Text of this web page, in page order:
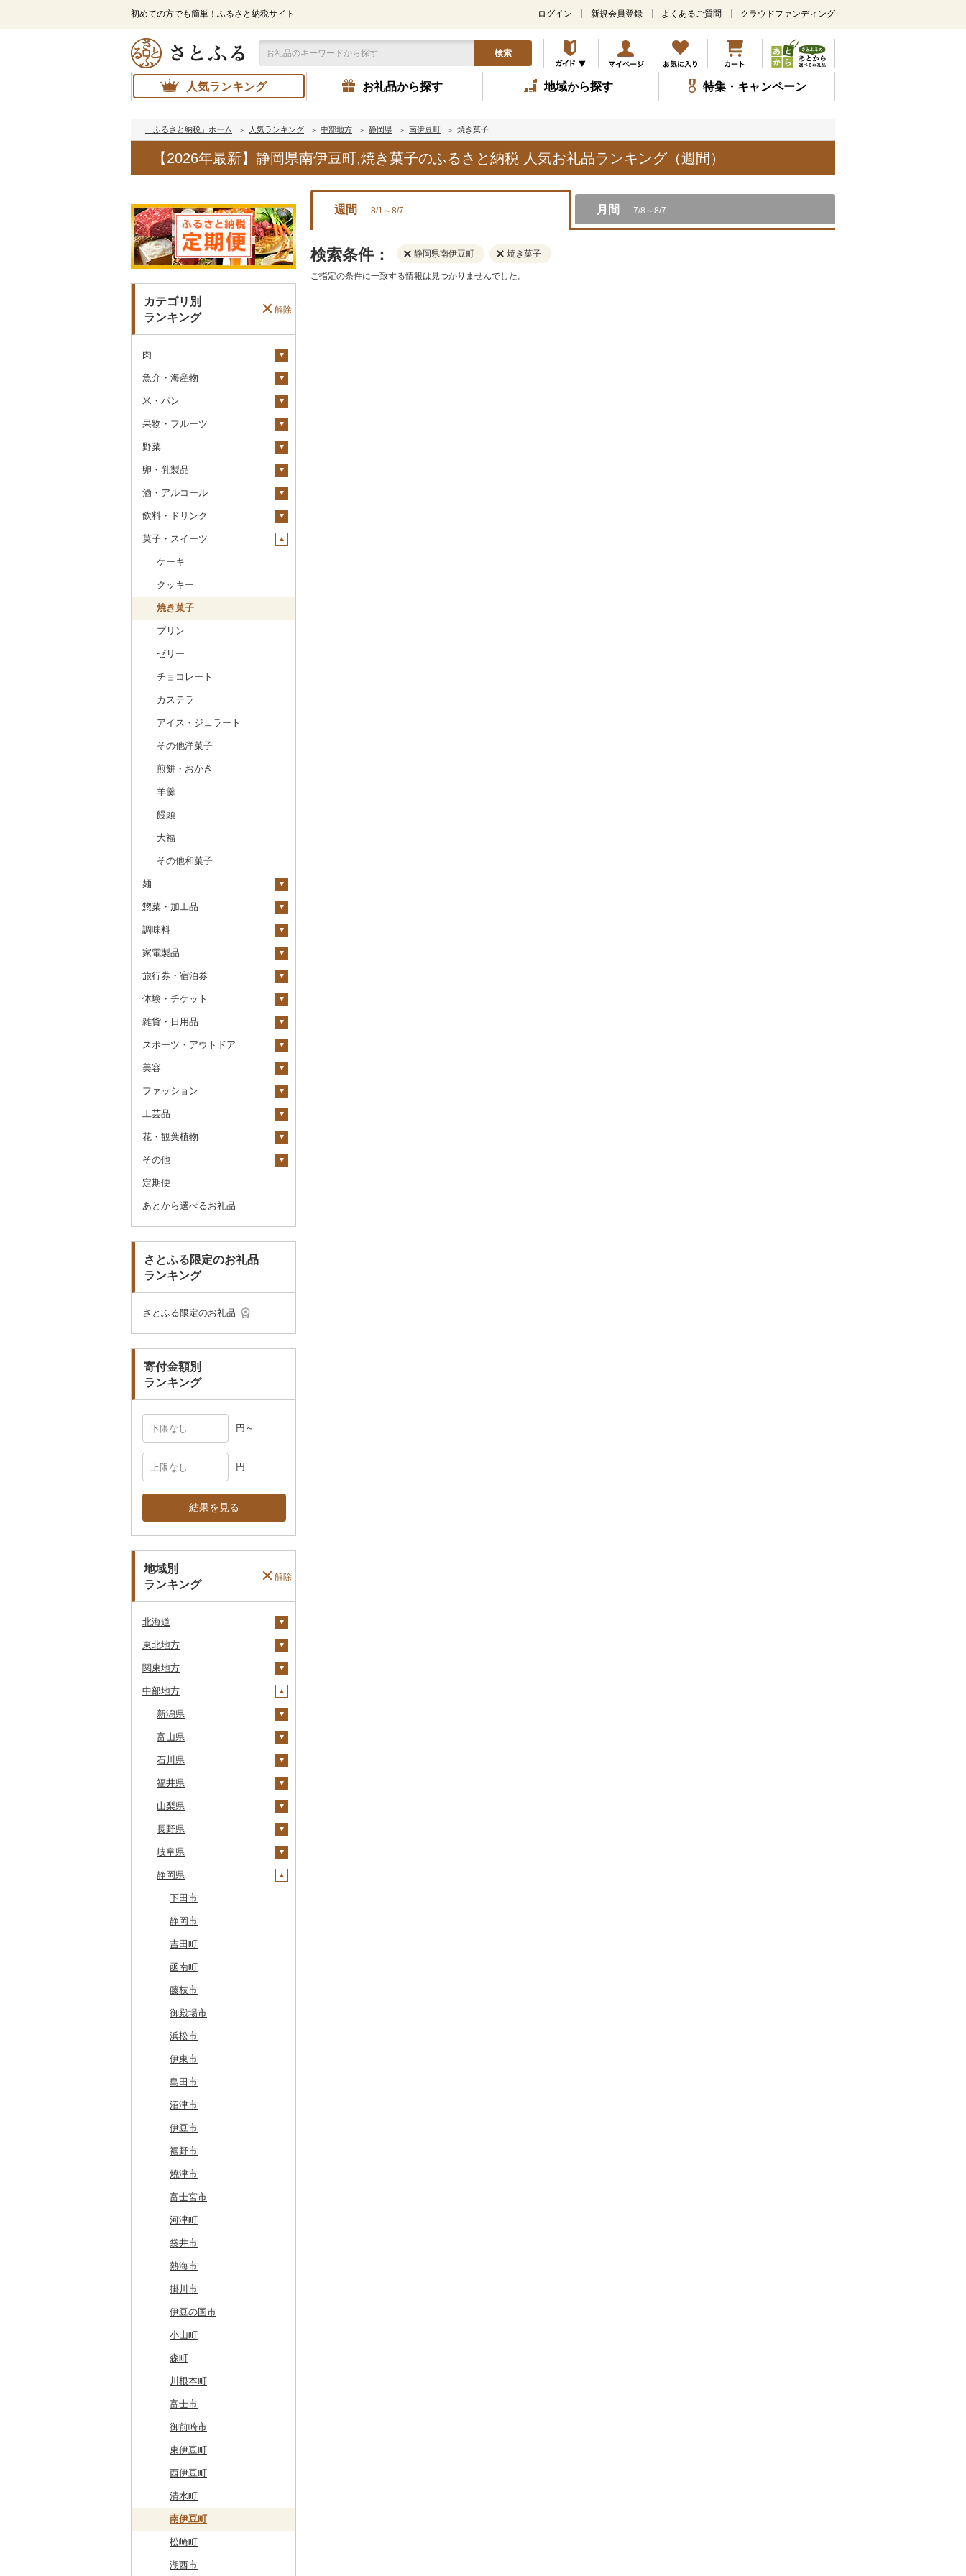
初めての方でも簡単！ふるさと納税サイト
メ
ン
コ
ン
テ
ツ
キ
ッ
プ
ログイン 新規会員登録 よくあるご質問 クラウドファンディング
検索
人気ランキング お礼品から探す 地域から探す 特集・キャンペーン
「ふるさと納税」ホーム 人気ランキング 中部地方 静岡県 南伊豆町 焼き菓子
【2026年最新】静岡県南伊豆町,焼き菓子のふるさと納税 人気お礼品ランキング（週間）
カテゴリ別
ランキング
解除
肉
牛肉（精肉）
ステーキ
すき焼き
焼肉
牛タン
和牛
黒毛和牛
白老牛
仙台牛
米沢牛
山形牛
常陸牛
上州牛
飛騨牛
近江牛
神戸牛・神戸ビーフ
但馬牛
土佐あかうし
佐賀牛
長崎和牛
あか牛
その他牛肉（精肉）
牛肉（加工品）
ハンバーグ
ローストビーフ
ビーフジャーキー
その他牛肉（加工品）
豚肉（精肉）
すき焼き
しゃぶしゃぶ
焼肉
アグー豚
その他豚肉（精肉）
豚肉（加工品）
ハンバーグ
もつ鍋
ハム
ソーセージ・ウインナ
その他豚肉（加工品）
鶏肉
鶏肉（精肉）
ハム・ソーセージ
唐揚げ
中津からあげ
水炊き
地鶏
赤鶏さつま
その他鶏肉
鹿肉
馬肉
羊肉・ラム肉（ジンギス
猪肉
その他肉・加工品
魚介・海産物
カニ
ズワイガニ
毛ガニ
かにしゃぶ
その他カニ
エビ
ボタンエビ
伊勢海老
その他エビ
いくら
うに
明太子・たらこ
明太子
たらこ
その他魚卵
数の子
からすみ
キャビア
その他魚卵
貝
帆立（ホタテ）
鮑（アワビ）
牡蠣（カキ）
あさり
しじみ
サザエ
はまぐり
その他貝
うなぎ
鮮魚
鮭・サーモン
マグロ
イワシ
カツオ
金目鯛
クエ
くじら
サバ
さんま
鯛
のどぐろ
ふぐ
ほっけ
その他鮮魚
イカ・タコ
イカ
タコ
海苔・海藻
海苔
わかめ
ひじき
その他海苔・海藻
干物
ししゃも
その他干物
その他魚介・加工品
しらす・ちりめん
かまぼこ・練り製品
その他魚介・加工品
米・パン
米
無洗米
玄米
金芽米
ゆめぴりか
つや姫
コシヒカリ
はえぬき
さがびより
あきたこまち
ひとめぼれ
ミルキークィーン
ななつぼし
その他米
雑穀
餅
その他穀物加工品
パン
果物・フルーツ
ぶどう・マスカット
巨峰
ナガノパープル
ピオーネ
デラウェア
シャインマスカット
その他ぶどう・マスカ
ット
いちご
りんご
もも
メロン
さくらんぼ
梨
和梨
洋梨・ラフランス
マンゴー
みかん・柑橘
みかん
レモン
不知火・デコポン
せとか
文旦
まどんな
ポンカン
その他柑橘
すいか
キウイ
柿（カキ）
ドライフルーツ
干し柿
干し芋
その他ドライフルーツ
その他果物
びわ
ブルーベリー
パイナップル
栗
その他果物
野菜
いも
じゃがいも
さつまいも
その他いも
トマト
フルーツトマト
ミニトマト
その他トマト
玉ねぎ
ねぎ
とうもろこし
根菜
人参
大根
自然薯
レンコン
にんにく・生姜
その他根菜
アスパラガス
豆
きのこ
しいたけ
松茸
その他きのこ
その他野菜
山菜
かぼちゃ
茄子
レタス
その他野菜
卵・乳製品
卵
チーズ
ヨーグルト
牛乳
バター
その他乳製品
酒・アルコール
ビール・発泡酒
ビール
発泡酒
地ビール・クラフトビ
ール
日本酒
純米大吟醸
純米吟醸
大吟醸
吟醸
その他日本酒
焼酎
芋焼酎
麦焼酎
米焼酎
黒糖焼酎
その他焼酎
梅酒
泡盛
ワイン
白ワイン
赤ワイン
シャンパン・スパーク
ウイスキー
リキュール・洋酒
甘酒
ノンアルコール
その他酒
飲料・ドリンク
水・ミネラルウォーター
コーヒー・コーヒー豆
飲料
コーヒー豆
粉
ドリップ
茶
飲料
茶葉・ティーバッグ
静岡茶
足柄茶
知覧茶
八女茶
その他茶
果汁飲料
りんごジュース
みかんジュース（オレ
紅茶
飲料
茶葉・ティーバッグ
その他飲料・ジュース
野菜ジュース
炭酸飲料
豆乳
その他飲料・ジュース
菓子・スイーツ
ケーキ
クッキー
焼き菓子
プリン
ゼリー
チョコレート
カステラ
アイス・ジェラート
その他洋菓子
煎餅・おかき
羊羹
饅頭
大福
その他和菓子
麺
ラーメン
うどん
そば
パスタ
ひやむぎ
そうめん
その他麺
惣菜・加工品
惣菜
餃子
シュウマイ
コロッケ
その他惣菜
カレー・シチュー
カレー
シチュー
鍋
肉
魚
その他鍋
ピザ
レトルト
スープ
豆腐・納豆
豆腐
漬物
キムチ
その他漬物
缶詰・瓶詰
肉
魚
ジャム
その他缶詰・瓶詰
乾物
燻製（スモーク）
おせち
その他加工品
調味料
砂糖
塩
醤油
味噌
酢
だし
食用油
オリーブオイル
ごま油
はちみつ
ドレッシング
その他調味料
ケチャップ
こしょう
その他調味料
家電製品
季節・空調家電
キッチン家電
照明器具
パソコン・周辺機器
TV・オーディオ・カメラ
美容・健康家電
カー用品
時計
その他家電
旅行券・宿泊券
旅行券
JTBふるさと旅行クー
その他旅行券
宿泊券
体験・チケット
PayPay商品券
食事券
温泉・サウナ・スパ利用
券
GDOふるさとゴルフ
プレークーポン
その他のゴルフプレー
花火大会チケット
カタログギフト
雑貨・日用品
家具・インテリア
机・テーブル
その他家具・インテリ
寝具
布団
毛布
タオルケット
タオル
その他タオル
文房具・印鑑
ボールペン
ノート・ファイル
その他文房具
食器
グラス・カップ
箸
スプーン・フォーク・
ナイフ
皿・椀
その他食器
キッチン用品
フライパン
鍋
まな板
土鍋
日用品
洗剤
トイレットペーパー
ティッシュ
その他日用品
楽器・器材
本・CD・DVD
おもちゃ・ぬいぐるみ
ご当地キャラクター
ペット用品
その他雑貨
スポーツ・アウトドア
ゴルフ
ゴルフボール
ゴルフウェア
その他ゴルフ
釣り
サイクリング
アウトドア・キャンプ
その他スポーツ
その他スポーツ
美容
スキンケア
洗顔
その他スキンケア
シャンプー・リンス
石鹸・ボディーソープ
入浴剤
アロマ
プロテイン
その他美容
ファッション
鞄・バッグ
トートバッグ・ショル
ツケース
その他鞄・バッグ
洋服
女性・レディース
子供・ベビー
その他洋服
和服
靴・履物
靴・シューズ
スリッパ・下駄・草履
その他靴・履物
アクセサリー
ペンダント・ネックレ
ス
ピアス・イヤリング
その他アクセサリー
その他服飾小物
ショール・ストール
マフラー・手袋
工芸品
織物
本場奄美大島紬
陶器・漆器
唐津焼
備前焼
美濃焼
村上木彫堆朱
その他装飾品・工芸品
数珠
工芸品
播州そろばん
美濃和紙
花・観葉植物
観葉植物・苗木
花
胡蝶蘭
造花・プリザーブドフ
ラワー
その他花
盆栽・その他
その他
地域サービス
その他
定期便
あとから選べるお礼品
さとふる限定のお礼品
ランキング
さとふる限定のお礼品
寄付金額別
ランキング
円～
円
結果を見る
地域別
ランキング
解除
北海道
安平町
八雲町
鹿部町
江差町
白老町
せたな町
旭川市
森町
稚内市
標津町
清里町
北斗市
留萌市
白糠町
釧路町
名寄市
美唄市
厚岸町
南富良野町
上富良野町
和寒町
紋別市
乙部町
根室市
三笠市
東川町
厚真町
奥尻町
網走市
浦河町
広尾町
中札内村
滝川市
比布町
鶴居村
釧路市
苫前町
当別町
占冠村
上士幌町
平取町
東北地方
青森県
十和田市
大鰐町
南部町
五戸町
藤崎町
六ヶ所村
東北町
三戸町
東通村
黒石市
おいらせ町
鶴田町
階上町
深浦町
青森市
田子町
新郷村
横浜町
野辺地町
佐井村
六戸町
五所川原市
平川市
蓬田村
中泊町
外ヶ浜町
つがる市
弘前市
鰺ヶ沢町
むつ市
田舎館村
青森県（県庁）
三沢市
西目屋村
岩手県
宮古市
軽米町
岩手町
矢巾町
釜石市
野田村
普代村
一戸町
陸前高田市
紫波町
滝沢市
住田町
葛巻町
花巻市
岩泉町
田野畑村
盛岡市
遠野市
奥州市
雫石町
岩手県（県庁）
一関市
久慈市
西和賀町
北上市
平泉町
洋野町
大船渡市
山田町
大槌町
宮城県
柴田町
色麻町
丸森町
大衡村
加美町
利府町
白石市
登米市
山元町
名取市
川崎町
村田町
栗原市
富谷市
岩沼市
七ヶ宿町
大崎市
塩竈市
石巻市
多賀城市
宮城県（県庁）
亘理町
蔵王町
女川町
気仙沼市
美里町
松島町
大和町
大郷町
南三陸町
仙台市
大河原町
角田市
涌谷町
東松島市
秋田県
大潟村
横手市
能代市
小坂町
仙北市
井川町
潟上市
三種町
藤里町
湯沢市
大館市
由利本荘市
にかほ市
羽後町
秋田県（県庁）
秋田市
男鹿市
美郷町
東成瀬村
五城目町
北秋田市
八峰町
鹿角市
大仙市
八郎潟町
山形県
村山市
尾花沢市
上山市
河北町
酒田市
新庄市
長井市
小国町
南陽市
中山町
庄内町
大石田町
川西町
鶴岡市
山形県（県庁）
金山町
東根市
飯豊町
鮭川村
大蔵村
山辺町
戸沢村
舟形町
最上町
真室川町
寒河江市
西川町
高畠町
山形市
三川町
大江町
米沢市
福島県
天栄村
広野町
鏡石町
須賀川市
小野町
棚倉町
古殿町
昭和村
下郷町
西郷村
二本松市
猪苗代町
川俣町
郡山市
西会津町
玉川村
いわき市
南会津町
田村市
磐梯町
三春町
本宮市
柳津町
鮫川村
福島市
新地町
葛尾村
三島町
桑折町
矢吹町
国見町
檜枝岐村
喜多方市
南相馬市
関東地方
茨城県
土浦市
取手市
つくば市
稲敷市
潮来市
五霞町
北茨城市
境町
かすみがうら市
牛久市
常陸太田市
つくばみらい市
下妻市
茨城町
神栖市
常総市
東海村
美浦村
大洗町
河内町
ひたちなか市
龍ケ崎市
守谷市
常陸大宮市
笠間市
行方市
結城市
城里町
水戸市
鉾田市
桜川市
石岡市
茨城県（県庁）
坂東市
小美玉市
日立市
大子町
鹿嶋市
栃木県
那須塩原市
市貝町
塩谷町
上三川町
佐野市
真岡市
高根沢町
大田原市
栃木市
日光市
小山市
宇都宮市
栃木県（県庁）
那珂川町
茂木町
那須烏山市
矢板市
さくら市
足利市
那須町
鹿沼市
下野市
益子町
芳賀町
野木町
群馬県
榛東村
下仁田町
玉村町
安中市
川場村
昭和村
甘楽町
明和町
沼田市
桐生市
吉岡町
太田市
高山村
みどり市
千代田町
みなかみ町
片品村
富岡市
館林市
伊勢崎市
東吾妻町
前橋市
藤岡市
邑楽町
板倉町
嬬恋村
草津町
高崎市
群馬県（県庁）
大泉町
長野原町
中之条町
埼玉県
春日部市
蕨市
戸田市
毛呂山町
久喜市
ふじみ野市
川島町
上里町
川口市
飯能市
長瀞町
羽生市
小鹿野町
坂戸市
鳩山町
埼玉県（県庁）
神川町
東秩父村
横瀬町
三芳町
幸手市
日高市
蓮田市
川越市
宮代町
吉見町
東松山市
入間市
志木市
北本市
桶川市
加須市
三郷市
八潮市
越生町
千葉県
勝浦市
袖ケ浦市
我孫子市
長柄町
芝山町
八千代市
横芝光町
多古町
白子町
栄町
香取市
習志野市
銚子市
君津市
旭市
南房総市
八街市
東金市
九十九里町
いすみ市
東庄町
館山市
大網白里市
一宮町
佐倉市
木更津市
茂原市
野田市
山武市
鴨川市
印西市
神崎町
船橋市
千葉市
東京都
八王子市
日野市
昭島市
武蔵村山市
葛飾区
小金井市
墨田区
東久留米市
利島村
瑞穂町
大島町
府中市
国分寺市
東村山市
中央区
あきる野市
中野区
荒川区
北区
多摩市
稲城市
世田谷区
日の出町
板橋区
渋谷区
千代田区
新宿区
江東区
青梅市
国立市
品川区
福生市
小平市
神奈川県
南足柄市
松田町
大井町
中井町
愛川町
山北町
真鶴町
清川村
開成町
藤沢市
神奈川県（県庁）
鎌倉市
大和市
伊勢原市
小田原市
湯河原町
秦野市
綾瀬市
横須賀市
三浦市
大磯町
箱根町
横浜市
茅ヶ崎市
川崎市
厚木市
海老名市
相模原市
座間市
二宮町
中部地方
新潟県
十日町市
弥彦村
阿賀町
出雲崎町
魚沼市
佐渡市
燕市
南魚沼市
関川村
新発田市
加茂市
小千谷市
田上町
五泉市
三条市
見附市
糸魚川市
胎内市
上越市
阿賀野市
津南町
新潟県（県庁）
柏崎市
村上市
妙高市
聖籠町
刈羽村
湯沢町
新潟市
富山県
射水市
氷見市
朝日町
高岡市
魚津市
砺波市
入善町
黒部市
立山町
富山県（県庁）
小矢部市
滑川市
富山市
南砺市
石川県
羽咋市
七尾市
白山市
穴水町
輪島市
中能登町
石川県（県庁）
野々市市
能登町
能美市
津幡町
宝達志水町
金沢市
内灘町
かほく市
小松市
志賀町
加賀市
福井県
美浜町
小浜市
越前町
若狭町
鯖江市
高浜町
勝山市
福井県（県庁）
越前市
坂井市
あわら市
福井市
大野市
敦賀市
おおい町
永平寺町
山梨県
富士吉田市
甲斐市
山梨市
富士川町
大月市
富士河口湖町
韮崎市
南アルプス市
市川三郷町
都留市
山梨県（県庁）
道志村
忍野村
笛吹市
中央市
北杜市
鳴沢村
西桂町
身延町
早川町
南部町
昭和町
甲府市
甲州市
丹波山村
長野県
高森町
御代田町
飯田市
青木村
南箕輪村
長野県（県庁）
上松町
高山村
南木曽町
朝日村
長野市
根羽村
池田町
須坂市
川上村
信濃町
南牧村
伊那市
立科町
東御市
中野市
豊丘村
売木村
小諸市
木曽町
箕輪町
駒ヶ根市
王滝村
千曲市
辰野町
茅野市
喬木村
岐阜県
養老町
八百津町
池田町
関市
瑞穂市
飛騨市
岐南町
大野町
山県市
羽島市
本巣市
川辺町
大垣市
輪之内町
神戸町
瑞浪市
中津川市
高山市
郡上市
白川村
御嵩町
海津市
関ケ原町
七宗町
笠松町
東白川村
土岐市
岐阜県（県庁）
下呂市
多治見市
垂井町
静岡県
下田市
静岡市
吉田町
函南町
藤枝市
御殿場市
浜松市
伊東市
島田市
沼津市
伊豆市
裾野市
焼津市
富士宮市
河津町
袋井市
熱海市
掛川市
伊豆の国市
小山町
森町
川根本町
富士市
御前崎市
東伊豆町
西伊豆町
清水町
南伊豆町
松崎町
湖西市
週間 8/1～8/7 月間 7/8～8/7
検索条件： 静岡県南伊豆町 焼き菓子
ご指定の条件に一致する情報は見つかりませんでした。